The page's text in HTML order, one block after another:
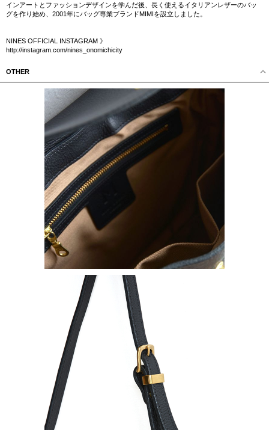
インアートとファッションデザインを学んだ後、長く使えるイタリアンレザーのバッ
グを作り始め、2001年にバッグ専業ブランドMIMIを設立しました。
NINES OFFICIAL INSTAGRAM 》
http://instagram.com/nines_onomichicity
OTHER